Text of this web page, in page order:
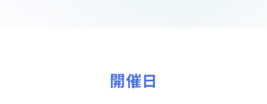
開催日